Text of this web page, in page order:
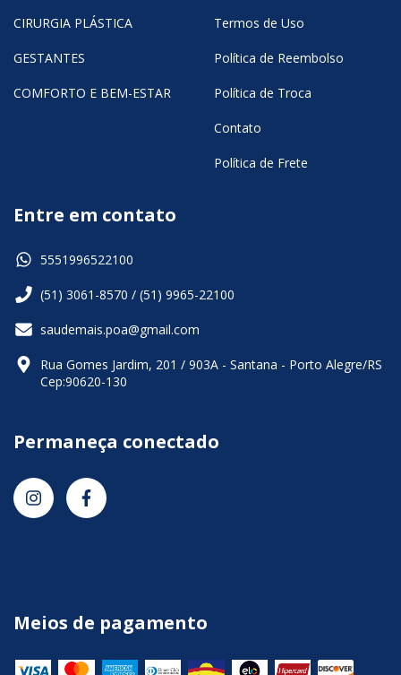
CIRURGIA PLÁSTICA
GESTANTES
COMFORTO E BEM-ESTAR
Termos de Uso
Política de Reembolso
Política de Troca
Contato
Política de Frete
Entre em contato
5551996522100
(51) 3061-8570 / (51) 9965-22100
saudemais.poa@gmail.com
Rua Gomes Jardim, 201 / 903A - Santana - Porto Alegre/RS
Cep:90620-130
Permaneça conectado
Meios de pagamento